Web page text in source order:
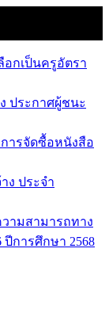
กเป็นครูอัตรา
ประกาศผู้ชนะ
ารจัดซื้อหนังสือ
ง ประจำ
ามสามารถทาง
การศึกษา 2568